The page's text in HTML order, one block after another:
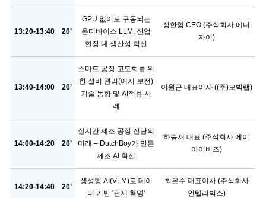
13:20-13:40 20’
GPU 없이도 구동되는
온디바이스 LLM, 산업
현장 내 생산성 혁신
장한힘 CEO (주식회사 에너
자이)
13:40-14:00 20’
스마트 공장 고도화를 위
한 설비 관리(예지 보전)
기술 동향 및 AI적용 사
례
이원근 대표이사 ((주)모빅랩)
14:00-14:20 20’
실시간 제조 공정 진단의
미래 – DutchBoy가 만든
제조 AI 혁신
하승재 대표 (주식회사 에이
아이비즈)
14:20-14:40 20’
생성형 AI(VLM)로 데이
터 기반 '관제 혁명'
최은수 대표이사 (주식회사
인텔리빅스)